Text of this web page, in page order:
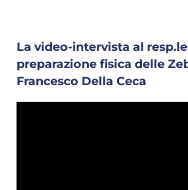
La video-intervista al
preparazione fisica delle
Francesco Della Ceca